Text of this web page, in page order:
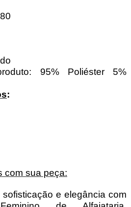
95% Poliéster 5%
:
com sua peça:
e elegância com